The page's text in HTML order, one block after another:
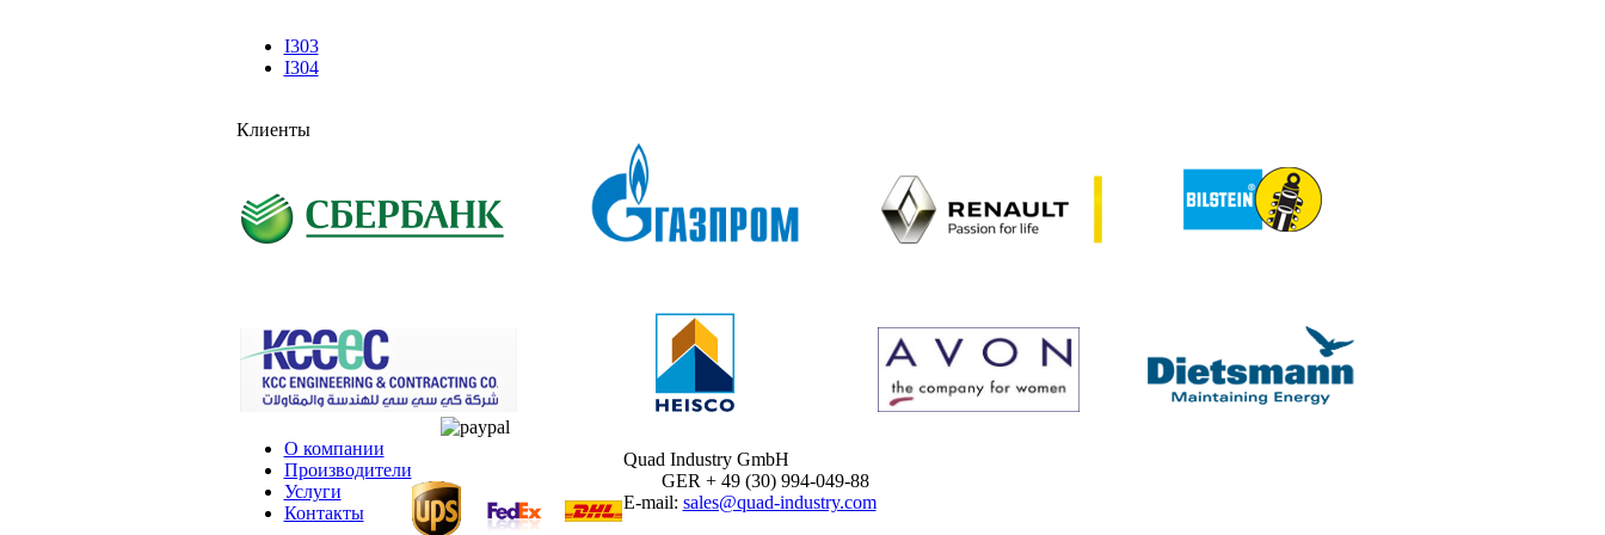
I303
I304
Клиенты
О компании
Производители
Услуги
Контакты
Quad Industry GmbH
GER + 49 (30) 994-049-88
E-mail: sales@quad-industry.com